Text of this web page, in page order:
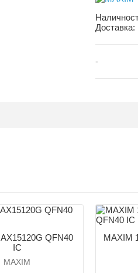
Доставка:
-
QFN40
IC
MAXIM
MAXIM